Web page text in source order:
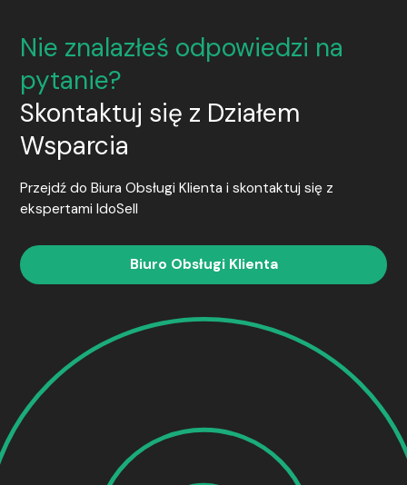
Nie znalazłeś odpowiedzi na
pytanie?
Skontaktuj się z Działem
Wsparcia
Przejdź do Biura Obsługi Klienta i skontaktuj się z
ekspertami IdoSell
Biuro Obsługi Klienta